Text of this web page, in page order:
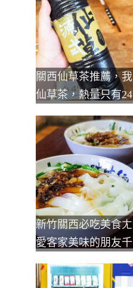
關西仙草茶推薦，
仙草茶，熱量只有
新竹關西必吃美食
愛客家美味的朋友